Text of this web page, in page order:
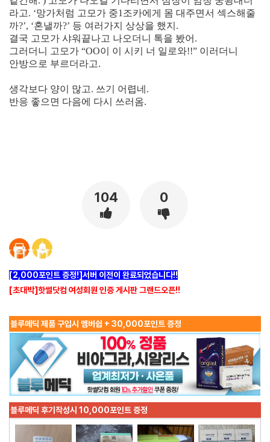
라고. ‘망가처럼 고모가 중1조카에게 몸 대주면서 섹스해줄
까?’, ‘혼낼까?’ 등 여러가지 상상을 했지.
결국 고모가 샤워끝나고 나오더니 톡을 봤어.
그러더니 고모가 “OO이 이 시키 너 일로와!!” 이러더니
안방으로 부르더라고.
생각보다 양이 많고. 쓰기 어렵네.
반응 좋으면 다음에 다시 쓰러옴.
104 0
[2,000포인트 증정!]서버 이전이 완료되었습니다!!
[초대박]핫썰닷컴 여성회원 인증 게시판 그랜드오픈!!
블루메딕 제품 구입시 멤버쉽 + 30,000포인트 증정
블루메딕 후기작성시 10,000포인트 증정